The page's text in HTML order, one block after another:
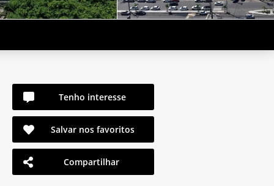
Tenho interesse
Salvar nos favoritos
Compartilhar